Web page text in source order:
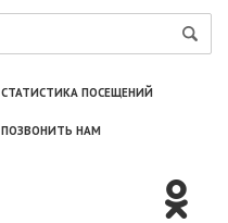
СТАТИСТИКА ПОСЕЩЕНИЙ
ПОЗВОНИТЬ НАМ